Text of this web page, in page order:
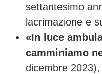
settantesimo
lacrimazione e
«In luce
camminiamo
dicembre 2023),